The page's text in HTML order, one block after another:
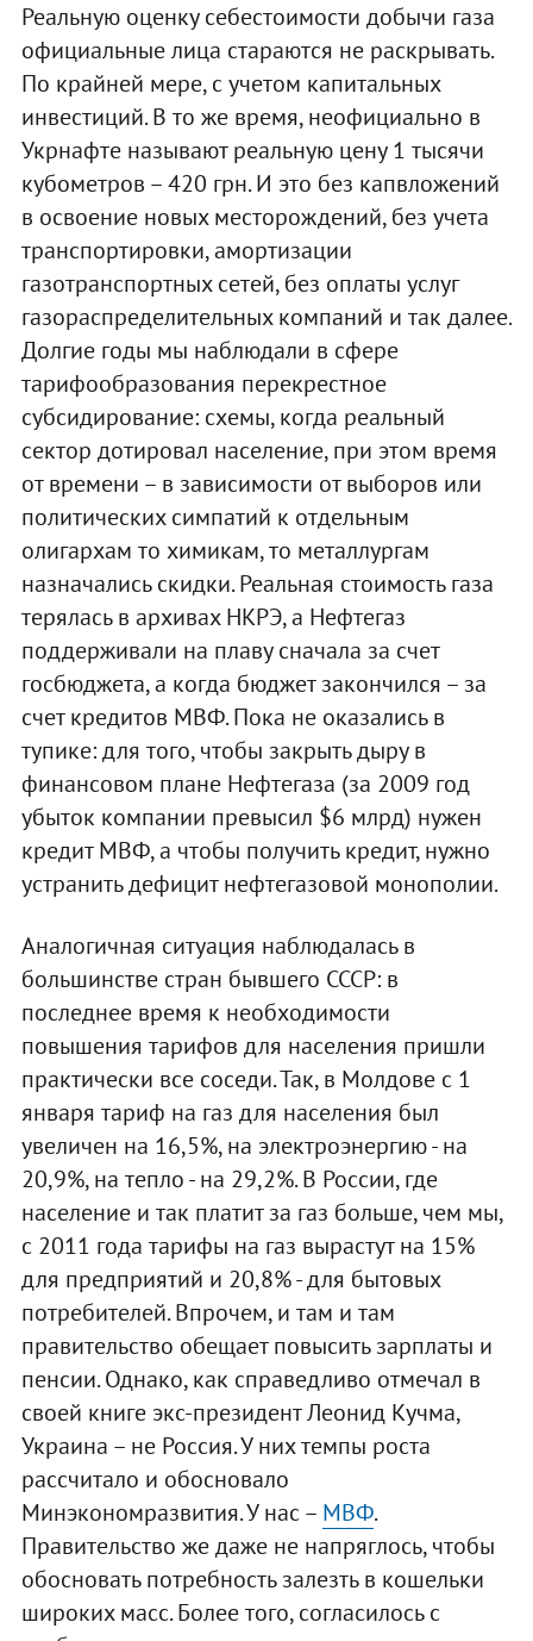
Реальную оценку себестоимости добычи газа
официальные лица стараются не раскрывать.
По крайней мере, с учетом капитальных
инвестиций. В то же время, неофициально в
Укрнафте называют реальную цену 1 тысячи
кубометров – 420 грн. И это без капвложений
в освоение новых месторождений, без учета
транспортировки, амортизации
газотранспортных сетей, без оплаты услуг
газораспределительных компаний и так далее.
Долгие годы мы наблюдали в сфере
тарифообразования перекрестное
субсидирование: схемы, когда реальный
сектор дотировал население, при этом время
от времени – в зависимости от выборов или
политических симпатий к отдельным
олигархам то химикам, то металлургам
назначались скидки. Реальная стоимость газа
терялась в архивах НКРЭ, а Нефтегаз
поддерживали на плаву сначала за счет
госбюджета, а когда бюджет закончился – за
счет кредитов МВФ. Пока не оказались в
тупике: для того, чтобы закрыть дыру в
финансовом плане Нефтегаза (за 2009 год
убыток компании превысил $6 млрд) нужен
кредит МВФ, а чтобы получить кредит, нужно
устранить дефицит нефтегазовой монополии.
Аналогичная ситуация наблюдалась в
большинстве стран бывшего СССР: в
последнее время к необходимости
повышения тарифов для населения пришли
практически все соседи. Так, в Молдове с 1
января тариф на газ для населения был
увеличен на 16,5%, на электроэнергию - на
20,9%, на тепло - на 29,2%. В России, где
население и так платит за газ больше, чем мы,
с 2011 года тарифы на газ вырастут на 15%
для предприятий и 20,8% - для бытовых
потребителей. Впрочем, и там и там
правительство обещает повысить зарплаты и
пенсии. Однако, как справедливо отмечал в
своей книге экс-президент Леонид Кучма,
Украина – не Россия. У них темпы роста
рассчитало и обосновало
Минэкономразвития. У нас – МВФ.
Правительство же даже не напряглось, чтобы
обосновать потребность залезть в кошельки
широких масс. Более того, согласилось с